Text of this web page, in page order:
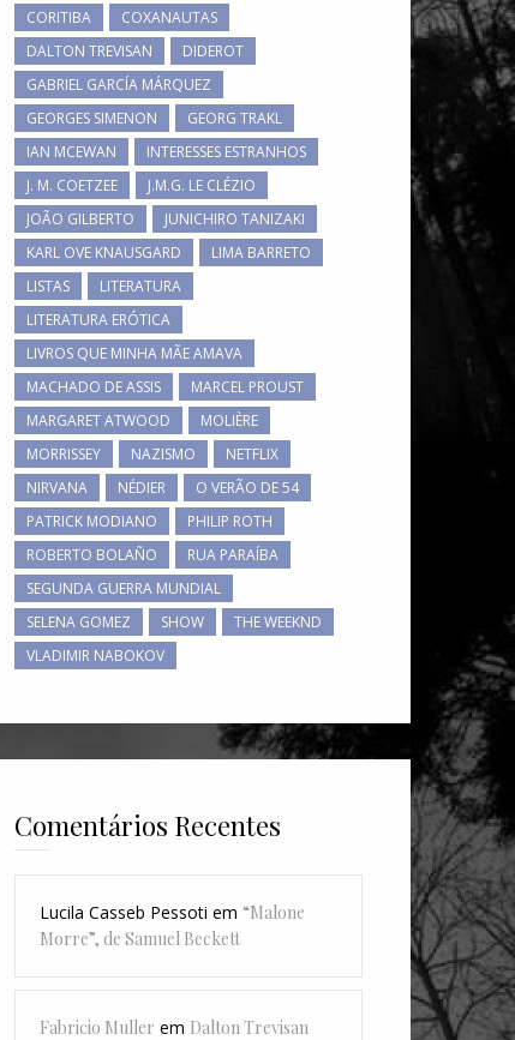
CORITIBA
COXANAUTAS
DALTON TREVISAN
DIDEROT
GABRIEL GARCÍA MÁRQUEZ
GEORGES SIMENON
GEORG TRAKL
IAN MCEWAN
INTERESSES ESTRANHOS
J. M. COETZEE
J.M.G. LE CLÉZIO
JOÃO GILBERTO
JUNICHIRO TANIZAKI
KARL OVE KNAUSGARD
LIMA BARRETO
LISTAS
LITERATURA
LITERATURA ERÓTICA
LIVROS QUE MINHA MÃE AMAVA
MACHADO DE ASSIS
MARCEL PROUST
MARGARET ATWOOD
MOLIÈRE
MORRISSEY
NAZISMO
NETFLIX
NIRVANA
NÉDIER
O VERÃO DE 54
PATRICK MODIANO
PHILIP ROTH
ROBERTO BOLAÑO
RUA PARAÍBA
SEGUNDA GUERRA MUNDIAL
SELENA GOMEZ
SHOW
THE WEEKND
VLADIMIR NABOKOV
Comentários Recentes
Lucila Casseb Pessoti em “Malone
Morre”, de Samuel Beckett
Fabricio Muller em Dalton Trevisan